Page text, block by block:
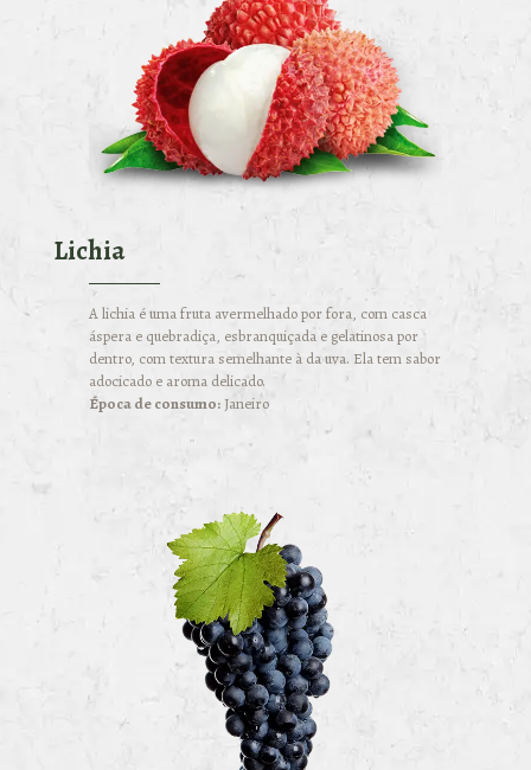
Lichia
A lichia é uma fruta avermelhado por fora, com casca
áspera e quebradiça, esbranquiçada e gelatinosa por
dentro, com textura semelhante à da uva. Ela tem sabor
adocicado e aroma delicado.
Época de consumo: Janeiro